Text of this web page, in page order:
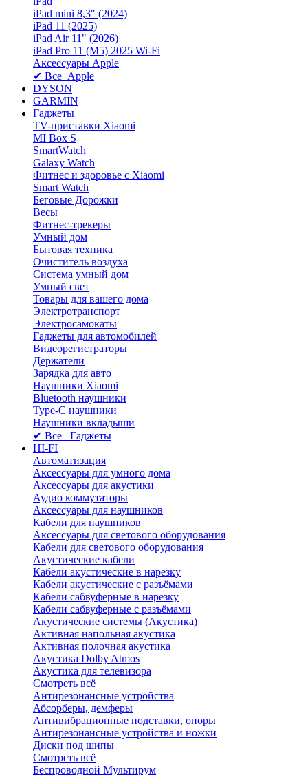
iPad mini 8,3″ (2024)
iPad 11 (2025)
iPad Air 11" (2026)
iPad Pro 11 (M5) 2025 Wi-Fi
Аксессуары Apple
✔ Все Apple
DYSON
GARMIN
Гаджеты
TV-приставки Xiaomi
MI Box S
SmartWatch
Galaxy Watch
Фитнес и здоровье с Xiaomi
Smart Watch
Беговые Дорожки
Весы
Фитнес-трекеры
Умный дом
Бытовая техника
Очиститель воздуха
Система умный дом
Умный свет
Товары для вашего дома
Электротранспорт
Электросамокаты
Гаджеты для автомобилей
Видеорегистраторы
Держатели
Зарядка для авто
Наушники Xiaomi
Bluetooth наушники
Type-C наушники
Наушники вкладыши
✔ Все Гаджеты
HI-FI
Автоматизация
Аксессуары для умного дома
Аксессуары для акустики
Аудио коммутаторы
Аксессуары для наушников
Кабели для наушников
Аксессуары для светового оборудования
Кабели для светового оборудования
Акустические кабели
Кабели акустические в нарезку
Кабели акустические с разъёмами
Кабели сабвуферные в нарезку
Кабели сабвуферные с разъёмами
Акустические системы (Акустика)
Активная напольная акустика
Активная полочная акустика
Акустика Dolby Atmos
Акустика для телевизора
Смотреть всё
Антирезонансные устройства
Абсорберы, демферы
Антивибрационные подставки, опоры
Антирезонансные устройства и ножки
Диски под шипы
Смотреть всё
Беспроводной Мультирум